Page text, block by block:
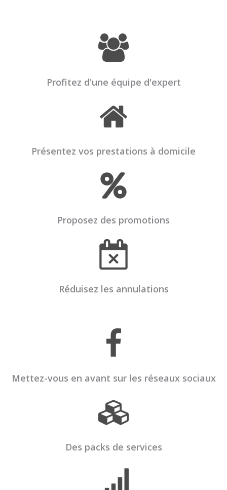
Profitez d'une équipe d'expert
Présentez vos prestations à domicile
Proposez des promotions
Réduisez les annulations
Mettez-vous en avant sur les réseaux sociaux
Des packs de services